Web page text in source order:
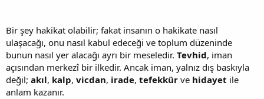
Bir şey hakikat olabilir; fakat insanın o hakikate nasıl
ulaşacağı, onu nasıl kabul edeceği ve toplum düzeninde
bunun nasıl yer alacağı ayrı bir meseledir. Tevhid, iman
açısından merkezî bir ilkedir. Ancak iman, yalnız dış baskıyla
değil; akıl, kalp, vicdan, irade, tefekkür ve hidayet ile
anlam kazanır.